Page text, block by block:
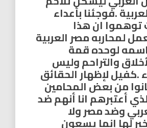
.فوجئنا بأعداء
توهموا ان هذا
لمحاربه مصر العربية
لوحده قمة
والتراحم وليس
.كفيل لإظهار الحقائق
من بعض المحامين
أعتبرهم انا أنهم ضد
وضد مصر ولا
لها إنما يسعون